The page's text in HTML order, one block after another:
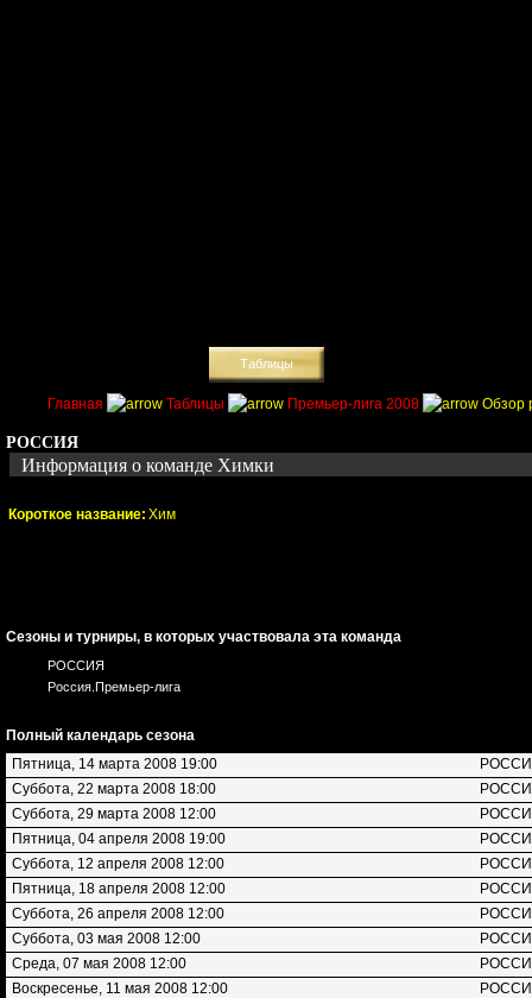
Таблицы
Главная Таблицы Премьер-лига 2008 Обзор
РОССИЯ
Информация о команде Химки
Короткое название: Хим
Сезоны и турниры, в которых участвовала эта команда
РОССИЯ
Россия.Премьер-лига
Полный календарь сезона
Пятница, 14 марта 2008 19:00
Суббота, 22 марта 2008 18:00
Суббота, 29 марта 2008 12:00
Пятница, 04 апреля 2008 19:00
Суббота, 12 апреля 2008 12:00
Пятница, 18 апреля 2008 12:00
Суббота, 26 апреля 2008 12:00
Суббота, 03 мая 2008 12:00
Среда, 07 мая 2008 12:00
Воскресенье, 11 мая 2008 12:00